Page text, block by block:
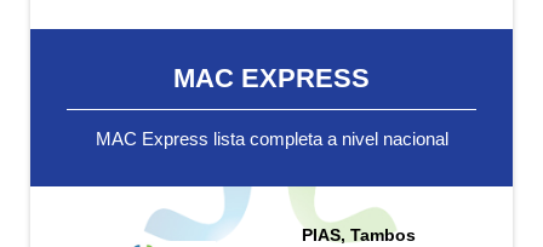
MAC EXPRESS
MAC Express lista completa a nivel nacional
PIAS, Tambos